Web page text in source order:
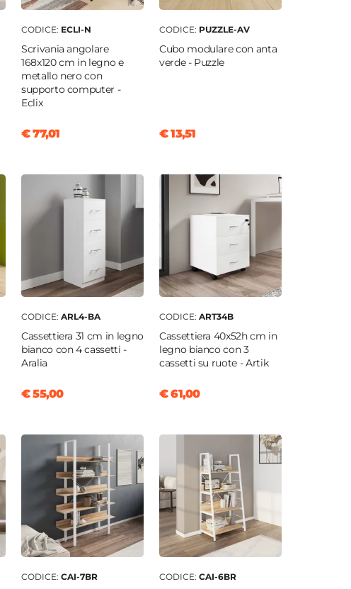
CODICE: ECLI-N
Scrivania angolare
168x120 cm in legno e
metallo nero con
supporto computer -
Eclix
€ 77,01
CODICE: PUZZLE-AV
Cubo modulare con anta
verde - Puzzle
€ 13,51
CODICE: ARL4-BA
Cassettiera 31 cm in legno
bianco con 4 cassetti -
Aralia
€ 55,00
CODICE: ART34B
Cassettiera 40x52h cm in
legno bianco con 3
cassetti su ruote - Artik
€ 61,00
CODICE: CAI-7BR CODICE: CAI-6BR